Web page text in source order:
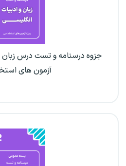
جزوه درسنامه و تست درس زبان
آزمون های